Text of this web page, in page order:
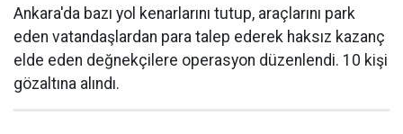
Ankara'da bazı yol kenarlarını tutup, araçlarını park
eden vatandaşlardan para talep ederek haksız kazanç
elde eden değnekçilere operasyon düzenlendi. 10 kişi
gözaltına alındı.